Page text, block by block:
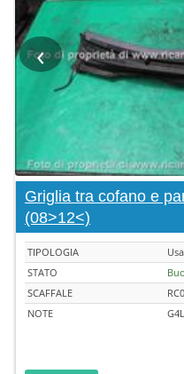
‹
Griglia tra cofano e
(08>12<)
TIPOLOGIA
STATO
SCAFFALE
NOTE